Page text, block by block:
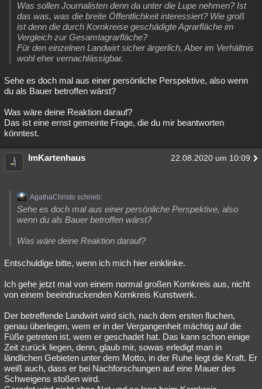
Was sollen Journalisten denn da unter die Lupe nehmen? Ist
das was, was die breite Öffentlichkeit interessiert? Wie groß
ist denn die durch Kornkreise geschädigte Agrarfläche im
Vergleich zur Gesamtagrarfläche?
Für den einzelnen Landwirt sicher ärgerlich, Aber im Verhältnis
wohl eher vernachlässigbar.
Sehe es doch mal aus einer persönliche Perspektive, also wenn
du als Bauer betroffen wärst?
Was wäre deine Reaktion darauf?
Das ist eine ernst gemeinte Frage, die du mir beantworten
könntest.
ImKartenhaus 22.08.2020 um 10:09
AgathaChristo schrieb:
Sehe es doch mal aus einer persönliche Perspektive, also
wenn du als Bauer betroffen wärst?
Was wäre deine Reaktion darauf?
Entschuldige bitte, wenn ich mich hier einklinke.
Ich gehe jetzt mal von einem normal großen Kornkreis aus, nicht
von einem beeindruckenden Kornkreis Kunstwerk.
Der betreffende Landwirt wird sich, nach dem ersten fluchen,
genau überlegen, wem er in der Vergangenheit mächtig auf die
Füße getreten ist, wem er geschadet hat. Das kann schon einige
Zeit zurück liegen, denn, glaub mir, sowas erledigt man in
ländlichen Gebieten unter dem Motto, in der Ruhe liegt die Kraft. Er
weiß auch, dass er bei Nachforschungen auf eine Mauer des
Schweigens stoßen wird.